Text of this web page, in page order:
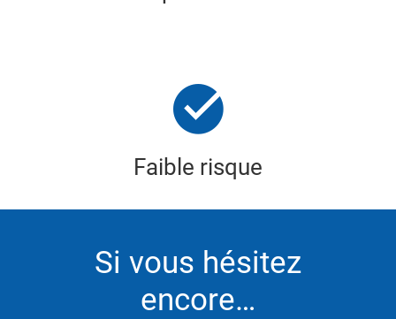
Faible risque
Si vous hésitez
encore…